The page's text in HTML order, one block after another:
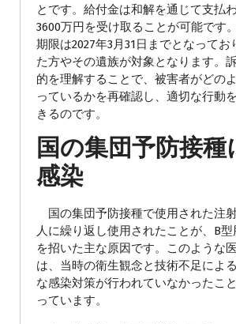
とです。給付金は和解を通じて支払
3600万円を受け取ることが可能です
期限は2027年3月31日までとなってお
た方やその遺族が対象となります。
的を理解することで、被害者がどの
っているかを再確認し、適切な行動
きるのです。
国の集団予防接種
感染
国の集団予防接種で使用された注
人に繰り返し使用されたことが、B
を招いた主な原因です。このような
は、当時の衛生観念と技術不足によ
な感染対策が行われていなかったこ
っています。